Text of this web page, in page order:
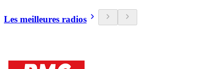
Les meilleures radios